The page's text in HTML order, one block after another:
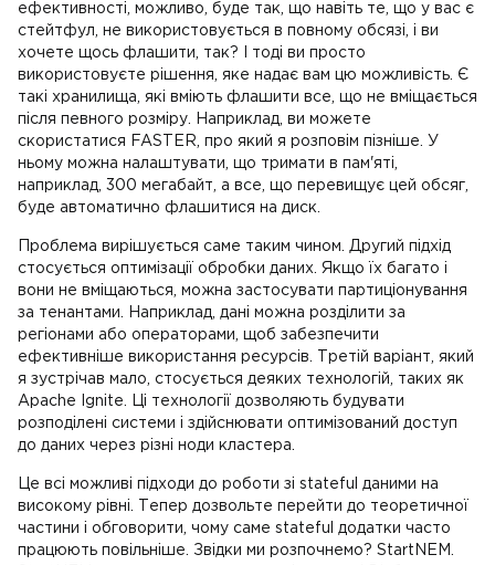
ефективності, можливо, буде так, що навіть те, що у вас є
стейтфул, не використовується в повному обсязі, і ви
хочете щось флашити, так? І тоді ви просто
використовуєте рішення, яке надає вам цю можливість. Є
такі хранилища, які вміють флашити все, що не вміщається
після певного розміру. Наприклад, ви можете
скористатися FASTER, про який я розповім пізніше. У
ньому можна налаштувати, що тримати в пам'яті,
наприклад, 300 мегабайт, а все, що перевищує цей обсяг,
буде автоматично флашитися на диск.
Проблема вирішується саме таким чином. Другий підхід
стосується оптимізації обробки даних. Якщо їх багато і
вони не вміщаються, можна застосувати партиціонування
за тенантами. Наприклад, дані можна розділити за
регіонами або операторами, щоб забезпечити
ефективніше використання ресурсів. Третій варіант, який
я зустрічав мало, стосується деяких технологій, таких як
Apache Ignite. Ці технології дозволяють будувати
розподілені системи і здійснювати оптимізований доступ
до даних через різні ноди кластера.
Це всі можливі підходи до роботи зі stateful даними на
високому рівні. Тепер дозвольте перейти до теоретичної
частини і обговорити, чому саме stateful додатки часто
працюють повільніше. Звідки ми розпочнемо? StartNEM.